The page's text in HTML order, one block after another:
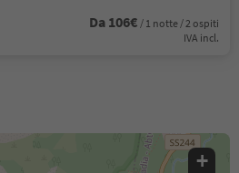
Da 106€ / 1 notte / 2 ospiti
IVA incl.
+